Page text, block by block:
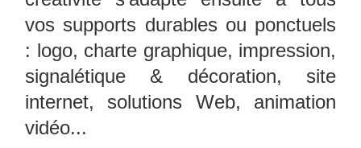
vos supports durables ou ponctuels
: logo, charte graphique, impression,
signalétique & décoration, site
internet, solutions Web, animation
vidéo...